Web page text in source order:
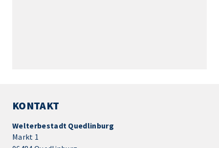
KONTAKT
Welterbestadt Quedlinburg
Markt 1